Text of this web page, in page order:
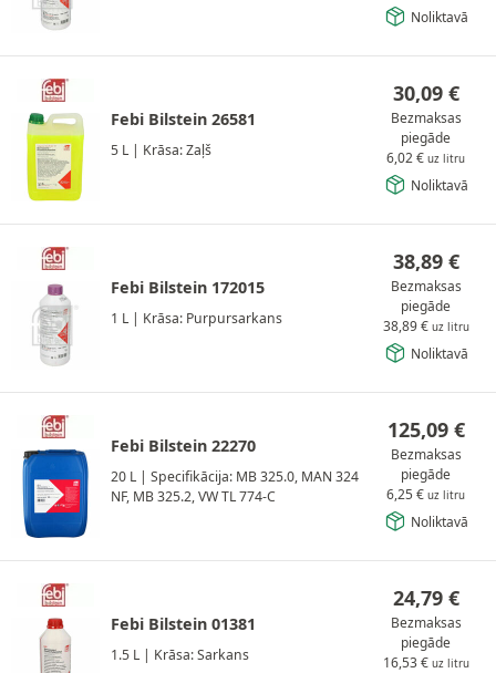
Noliktavā
Febi Bilstein 26581
5 L | Krāsa: Zaļš
30,09 €
Bezmaksas
piegāde
6,02€ uz litru
Noliktavā
Febi Bilstein 172015
1 L | Krāsa: Purpursarkans
38,89 €
Bezmaksas
piegāde
38,89 € uz litru
Noliktavā
Febi Bilstein 22270
20 L | Specifikācija: MB 325.0, MAN 324
NF, MB 325.2, VW TL 774-C
125,09 €
Bezmaksas
piegāde
6,25€ uz litru
Noliktavā
Febi Bilstein 01381
1.5 L | Krāsa: Sarkans
24,79 €
Bezmaksas
piegāde
16,53 € uz litru